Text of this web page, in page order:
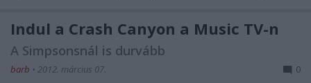
Indul a Crash Canyon a Music TV-n
A Simpsonsnál is durvább
barb • 2012. március 07. 0